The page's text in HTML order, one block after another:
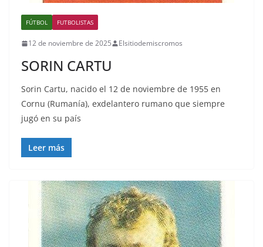
FÚTBOL FUTBOLISTAS
12 de noviembre de 2025 Elsitiodemiscromos
SORIN CARTU
Sorin Cartu, nacido el 12 de noviembre de 1955 en
Cornu (Rumanía), exdelantero rumano que siempre
jugó en su país
Leer más